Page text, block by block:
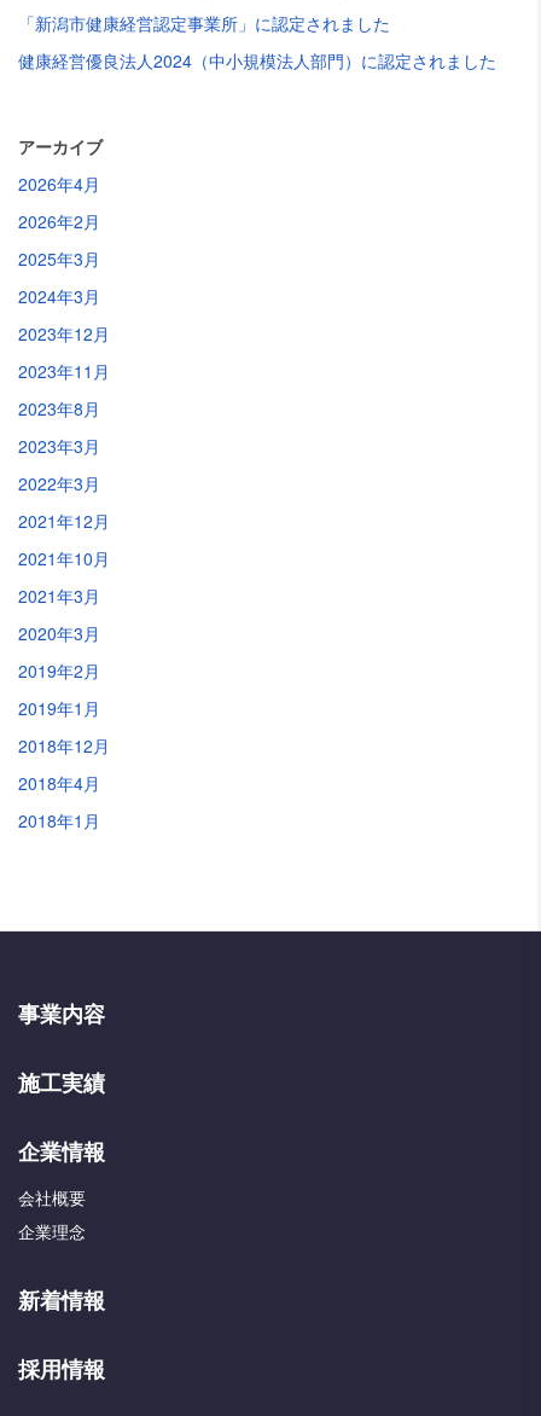
「新潟市健康経営認定事業所」に認定されました
健康経営優良法人2024（中小規模法人部門）に認定されました
アーカイブ
2026年4月
2026年2月
2025年3月
2024年3月
2023年12月
2023年11月
2023年8月
2023年3月
2022年3月
2021年12月
2021年10月
2021年3月
2020年3月
2019年2月
2019年1月
2018年12月
2018年4月
2018年1月
事業内容
施工実績
企業情報
会社概要
企業理念
新着情報
採用情報